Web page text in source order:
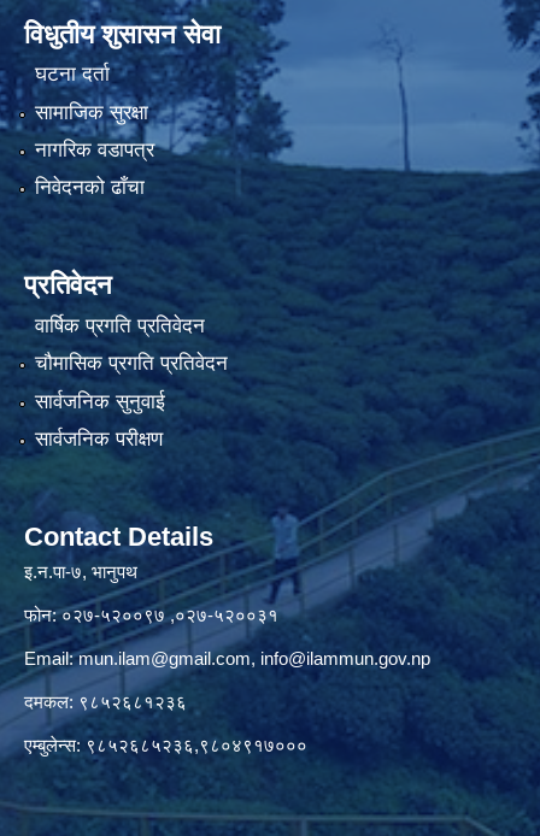
विधुतीय शुसासन सेवा
घटना दर्ता
सामाजिक सुरक्षा
नागरिक वडापत्र
निवेदनको ढाँचा
प्रतिवेदन
वार्षिक प्रगति प्रतिवेदन
चौमासिक प्रगति प्रतिवेदन
सार्वजनिक सुनुवाई
सार्वजनिक परीक्षण
Contact Details
इ.न.पा-७, भानुपथ
फोन: ०२७-५२००९७ ,०२७-५२००३१
Email:mun.ilam@gmail.com, info@ilammun.gov.np
दमकल: ९८५२६८१२३६
एम्बुलेन्स: ९८५२६८५२३६,९८०४९१७०००